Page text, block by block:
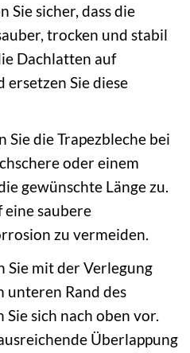
Sie sicher, dass die
trocken und stabil
Dachlatten auf
ersetzen Sie diese
Sie die Trapezbleche bei
oder einem
gewünschte Länge zu.
eine saubere
zu vermeiden.
Sie mit der Verlegung
unteren Rand des
sich nach oben vor.
Überlappung